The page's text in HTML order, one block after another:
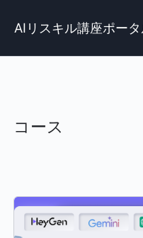
ス
AIリスキル講座ポー
コース